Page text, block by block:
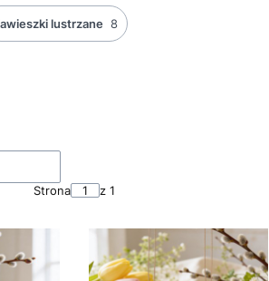
lustrzane 8
Strona z 1